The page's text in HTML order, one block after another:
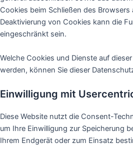
Cookies beim Schließen des Browsers
Deaktivierung von Cookies kann die
eingeschränkt sein.
Welche Cookies und Dienste auf
werden, können Sie dieser
Einwilligung mit
Diese Website nutzt die Consent-
um Ihre Einwilligung zur Speicherung
Ihrem Endgerät oder zum Einsatz